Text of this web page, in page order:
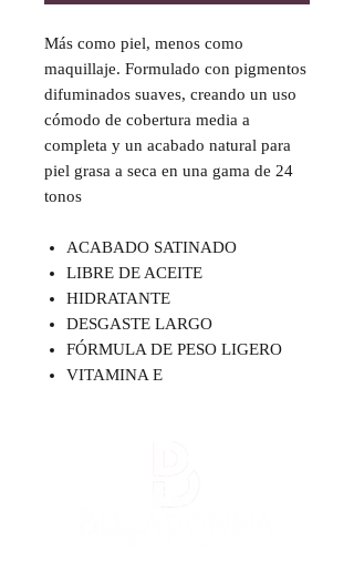
Más como piel, menos como
maquillaje. Formulado con pigmentos
difuminados suaves, creando un uso
cómodo de cobertura media a
completa y un acabado natural para
piel grasa a seca en una gama de 24
tonos
ACABADO SATINADO
LIBRE DE ACEITE
HIDRATANTE
DESGASTE LARGO
FÓRMULA DE PESO LIGERO
VITAMINA E